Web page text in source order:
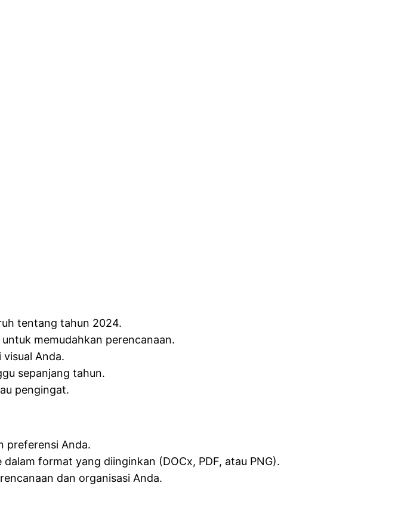
tentang tahun 2024.
memudahkan perencanaan.
Anda.
sepanjang tahun.
pengingat.
preferensi Anda.
format yang diinginkan (DOCx, PDF, atau PNG).
dan organisasi Anda.